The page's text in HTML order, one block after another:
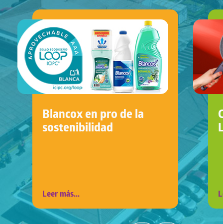
Blancox en pro de la
sostenibilidad
Leer más...